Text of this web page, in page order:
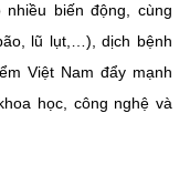
biến động, cùng
lũ lụt,…), dịch bệnh
Việt Nam đẩy mạnh
học, công nghệ và